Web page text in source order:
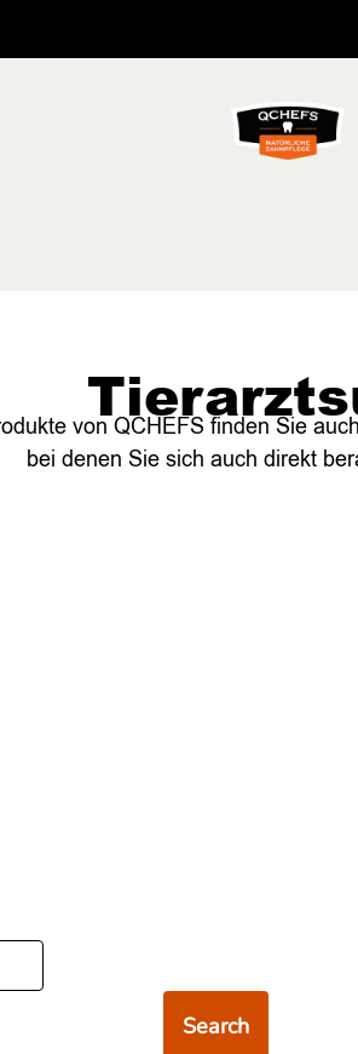
von QCHEFS finden Sie
bei denen Sie sich auch direkt